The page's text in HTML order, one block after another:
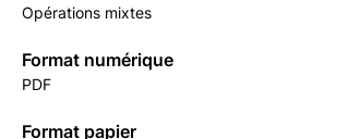
Opérations mixtes
Format numérique
PDF
Format papier